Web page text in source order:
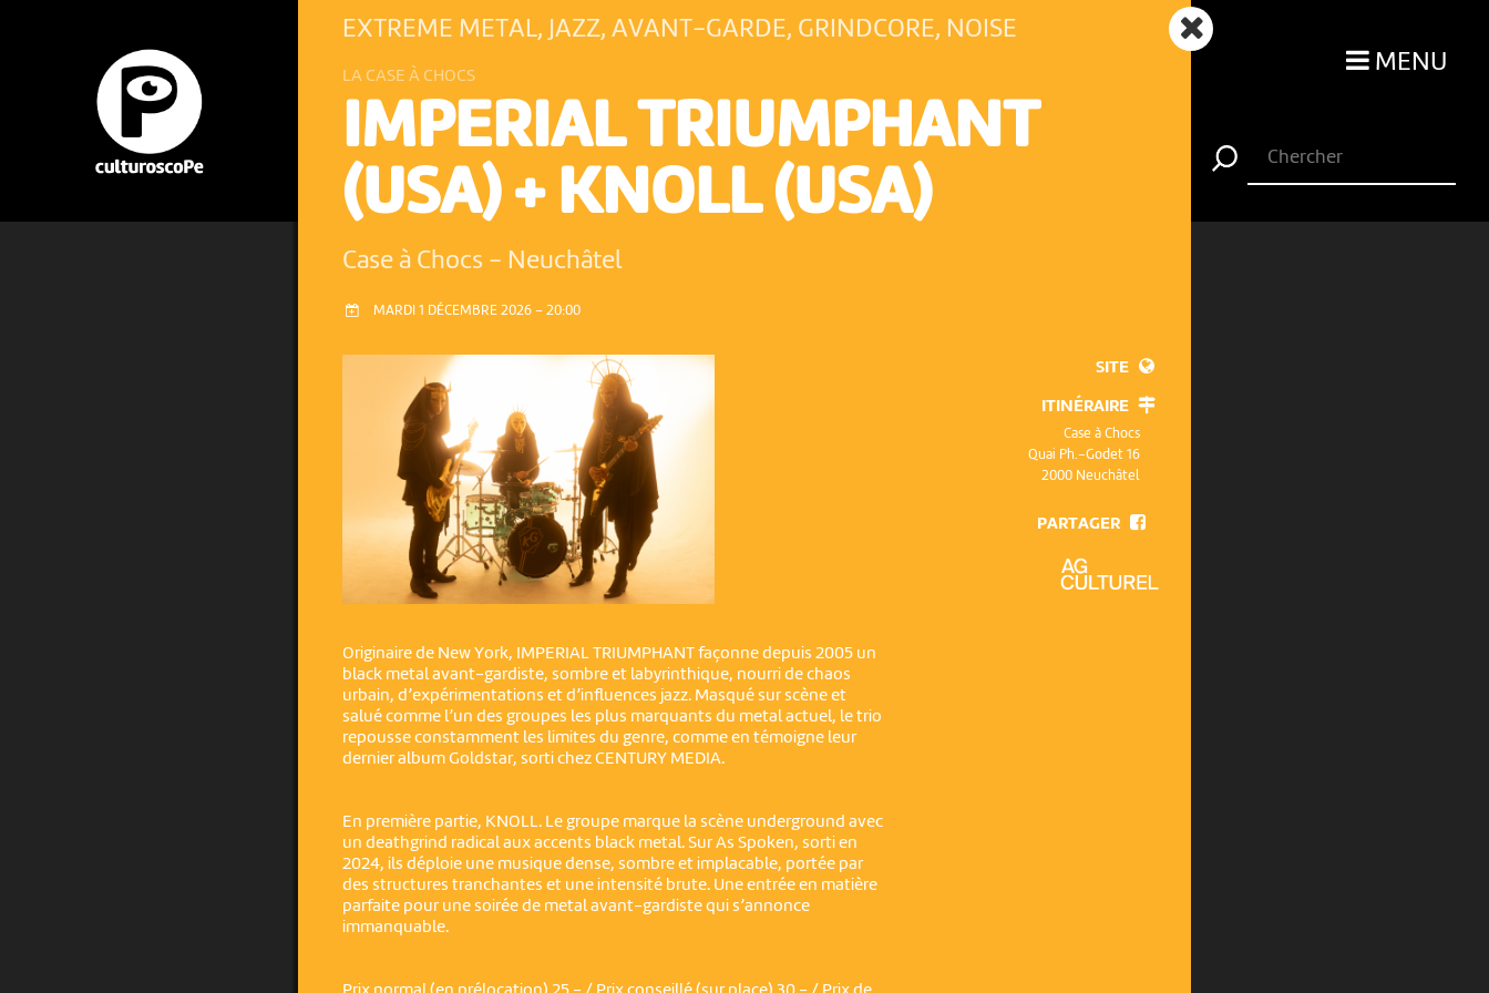
MENU
MARDI 1 DÉCEMBRE 2026 – 20:00
EXTREME METAL, JAZZ, AVANT-GARDE, GRINDCORE, NOISE
LA CASE À CHOCS
IMPERIAL TRIUMPHANT
(USA) + KNOLL (USA)
Case à Chocs - Neuchâtel
Originaire de New York, IMPERIAL TRIUMPHANT façonne depuis 2005 un
black metal avant-gardiste, sombre et labyrinthique, nourri de chaos
urbain, d’expérimentations et d’influences jazz. Masqué sur scène et
salué comme l’un des groupes les plus marquants du metal actuel, le trio
repousse constamment les limites du genre, comme en témoigne leur
dernier album Goldstar, sorti chez CENTURY MEDIA.
En première partie, KNOLL. Le groupe marque la scène underground avec
un deathgrind radical aux accents black metal. Sur As Spoken, sorti en
2024, ils déploie une musique dense, sombre et implacable, portée par
des structures tranchantes et une intensité brute. Une entrée en matière
parfaite pour une soirée de metal avant-gardiste qui s’annonce
immanquable.
SITE
ITINÉRAIRE
Case à Chocs
Quai Ph.-Godet 16
2000 Neuchâtel
PARTAGER